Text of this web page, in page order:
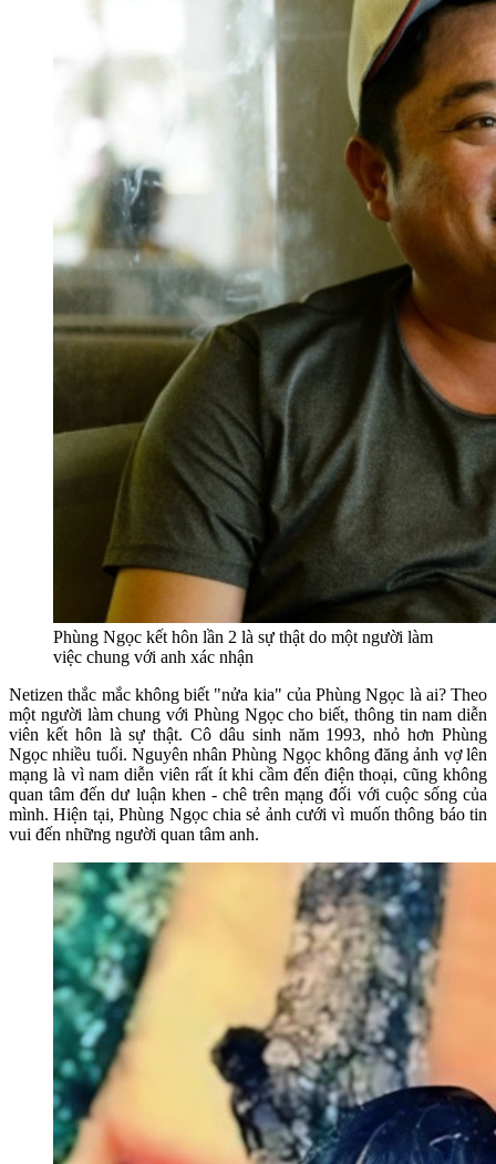
Phùng Ngọc kết hôn lần 2 là sự thật do một người làm
việc chung với anh xác nhận
Netizen thắc mắc không biết "nửa kia" của Phùng Ngọc là ai? Theo
một người làm chung với Phùng Ngọc cho biết, thông tin nam diễn
viên kết hôn là sự thật. Cô dâu sinh năm 1993, nhỏ hơn Phùng
Ngọc nhiều tuổi. Nguyên nhân Phùng Ngọc không đăng ảnh vợ lên
mạng là vì nam diễn viên rất ít khi cầm đến điện thoại, cũng không
quan tâm đến dư luận khen - chê trên mạng đối với cuộc sống của
mình. Hiện tại, Phùng Ngọc chia sẻ ảnh cưới vì muốn thông báo tin
vui đến những người quan tâm anh.